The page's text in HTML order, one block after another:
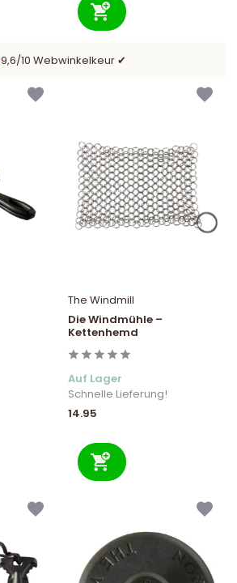
9,6/10 Webwinkelkeur ✔
The Windmill
Die Windmühle –
Kettenhemd
Auf Lager
Schnelle Lieferung!
14.95